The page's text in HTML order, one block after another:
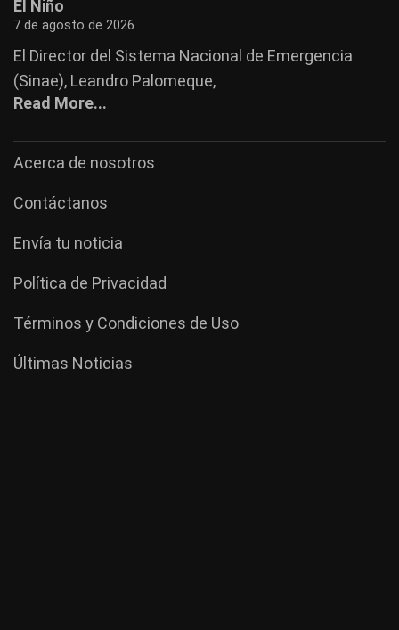
El Niño
7 de agosto de 2026
El Director del Sistema Nacional de Emergencia
(Sinae), Leandro Palomeque,
Read More...
Acerca de nosotros
Contáctanos
Envía tu noticia
Política de Privacidad
Términos y Condiciones de Uso
Últimas Noticias